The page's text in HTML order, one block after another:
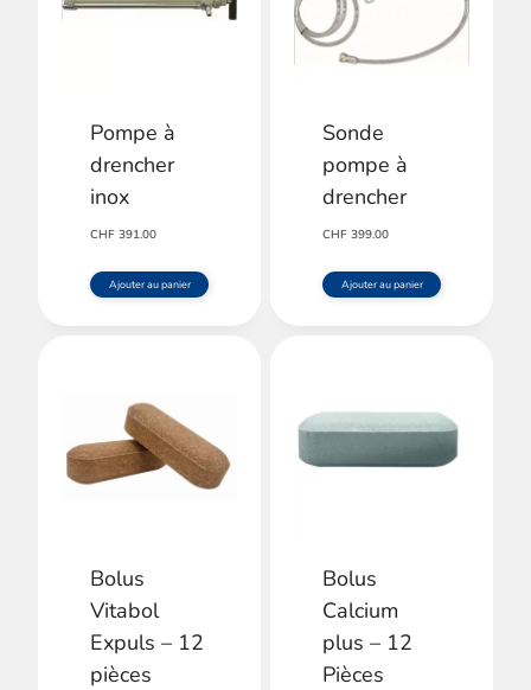
Pompe à
drencher
inox
CHF 391.00
Ajouter au panier
Sonde
pompe à
drencher
CHF 399.00
Ajouter au panier
Bolus
Vitabol
Expuls – 12
pièces
Bolus
Calcium
plus – 12
Pièces